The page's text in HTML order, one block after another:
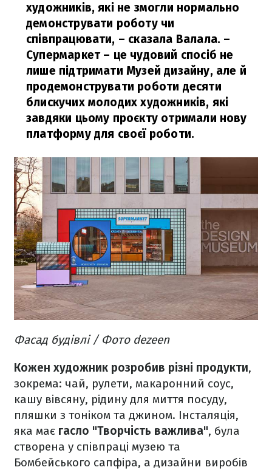
художників, які не змогли нормально
демонструвати роботу чи
співпрацювати, – сказала Валала. –
Супермаркет – це чудовий спосіб не
лише підтримати Музей дизайну, але й
продемонструвати роботи десяти
блискучих молодих художників, які
завдяки цьому проєкту отримали нову
платформу для своєї роботи.
Фасад будівлі / Фото dezeen
Кожен художник розробив різні продукти,
зокрема: чай, рулети, макаронний соус,
кашу вівсяну, рідину для миття посуду,
пляшки з тоніком та джином. Інсталяція,
яка має гасло "Творчість важлива", була
створена у співпраці музею та
Бомбейського сапфіра, а дизайни виробів